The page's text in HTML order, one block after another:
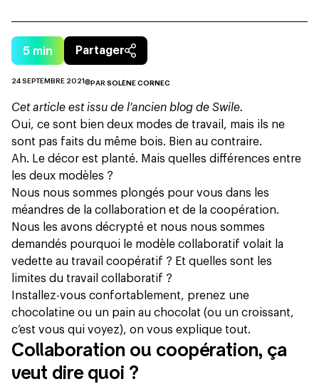
5 min Partager
24 SEPTEMBRE 2021 PAR SOLÈNE CORNEC
Cet article est issu de l'ancien blog de Swile.
Oui, ce sont bien deux modes de travail, mais ils ne
sont pas faits du même bois. Bien au contraire.
Ah. Le décor est planté. Mais quelles différences entre
les deux modèles ?
Nous nous sommes plongés pour vous dans les
méandres de la collaboration et de la coopération.
Nous les avons décrypté et nous nous sommes
demandés pourquoi le modèle collaboratif volait la
vedette au travail coopératif ? Et quelles sont les
limites du travail collaboratif ?
Installez-vous confortablement, prenez une
chocolatine ou un pain au chocolat (ou un croissant,
c’est vous qui voyez), on vous explique tout.
Collaboration ou coopération, ça
veut dire quoi ?